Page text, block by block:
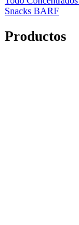
Snacks BARF
Productos